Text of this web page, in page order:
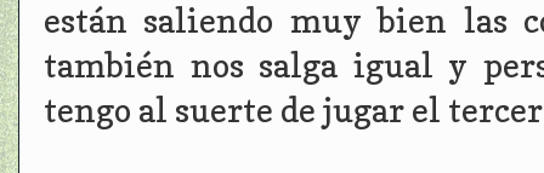
están saliendo muy bien las
también nos salga igual y
tengo al suerte de jugar el